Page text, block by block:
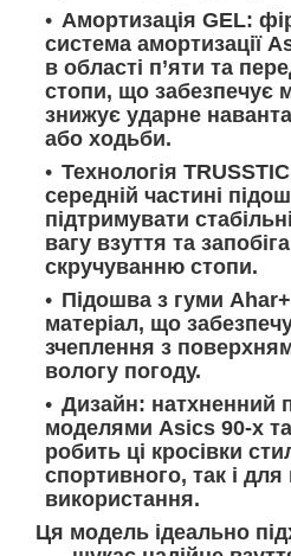
Амортизація GEL:
система амортизації
в області п’яти та
стопи, що забезпечує
знижує ударне
або ходьби.
Технологія
середній частині
підтримувати
вагу взуття та
скручуванню стопи.
Підошва з гуми
матеріал, що
зчеплення з
вологу погоду.
Дизайн: натхненний
моделями Asics 90-х
робить ці кросівки
спортивного, так і
використання.
Ця модель ідеально